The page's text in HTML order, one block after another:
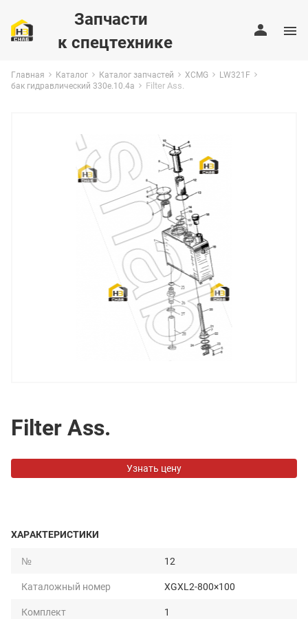
Запчасти
к спецтехнике
Главная Каталог Каталог запчастей XCMG
LW321F
бак гидравлический 330e.10.4a
Filter Ass.
Filter Ass.
Узнать цену
ХАРАКТЕРИСТИКИ
№
12
Каталожный номер
XGXL2-800×100
Комплект
1